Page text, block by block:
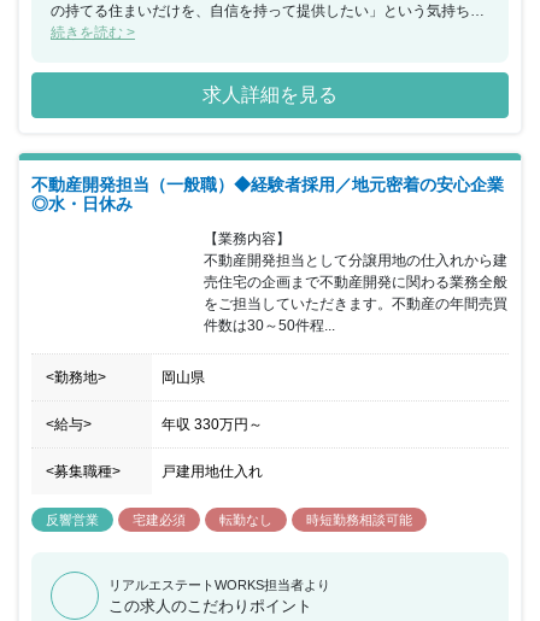
の持てる住まいだけを、自信を持って提供したい」という気持ちを
持った敏腕のハウスプランナーが、お客さまの家づくりのサポート
探しの段階から完成後のサポートまで、お客さまと「マン・ツー・
マン」で向き合うことにこだわっています。一人のハウスプランナ
ーが最初から最後まで引き継ぎなしで担当することで、しっかりと
できると自負しています。今回、業績向上にともない、新たに不動
産開発担当の管理職ををすることとなりました。年間の不動産売買
件数は30件～50件程度です。休日は、水曜日＋日曜日・祝日となっ
ていますのでご家族と過ごす時間も確保していただける環境でオ
ン・オフを切り替えることができ仕事とプライベートを充実させる
ことが可能です。自分の思いとお客さまのご要望を反映させて納得
のいく家を建てたいという熱意の持った方、またこれまでの不動産
営業経験をいかして働きたいという方をお待ちしてます。また、環
境コンセプト型の分譲地開発による街並みづくりも行っており、 地
域への貢献ややりがいを感じられる仕事です。
続きを読む >
求人詳細を見る
不動産開発担当（一般職）◆経験者採用／地元密着の安心企業
◎水・日休み
【業務内容】
不動産開発担当として分譲用地の仕入れから建
売住宅の企画まで不動産開発に関わる業務全般
をご担当していただきます。不動産の年間売買
件数は30～50件程...
<勤務地> 岡山県
<給与> 年収 330万円 ～
<募集職種> 戸建用地仕入れ
反響営業 宅建必須 転勤なし 時短勤務相談可能
リアルエステートWORKS担当者より
この求人のこだわりポイント